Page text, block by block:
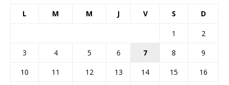
L M M J V S D
1
2
3
4 5 6 7 8
9
10
11 12 13 14 15
16